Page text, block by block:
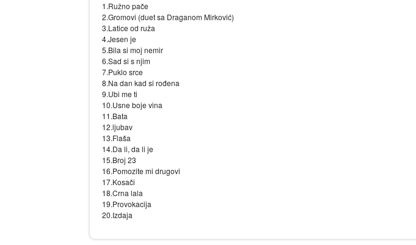
1.Ružno pače
2.Gromovi (duet sa Draganom Mirković)
3.Latice od ruža
4.Jesen je
5.Bila si moj nemir
6.Sad si s njim
7.Puklo srce
8.Na dan kad si rođena
9.Ubi me ti
10.Usne boje vina
11.Bata
12.ljubav
13.Flaša
14.Da li, da li je
15.Broj 23
16.Pomozite mi drugovi
17.Kosači
18.Crna lala
19.Provokacija
20.Izdaja